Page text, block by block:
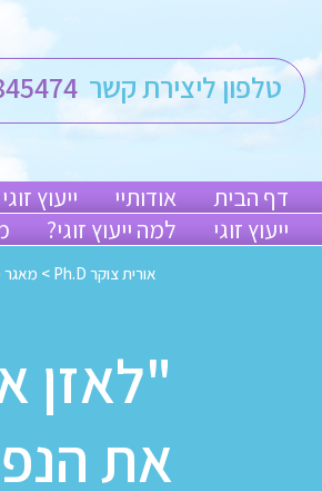
טלפון ליצירת קשר
דף הבית אודותיי ייעוץ
ייעוץ זוגי
למה ייעוץ זוגי?
אורית צוקר Ph.D > מאגר
"לאזן
את